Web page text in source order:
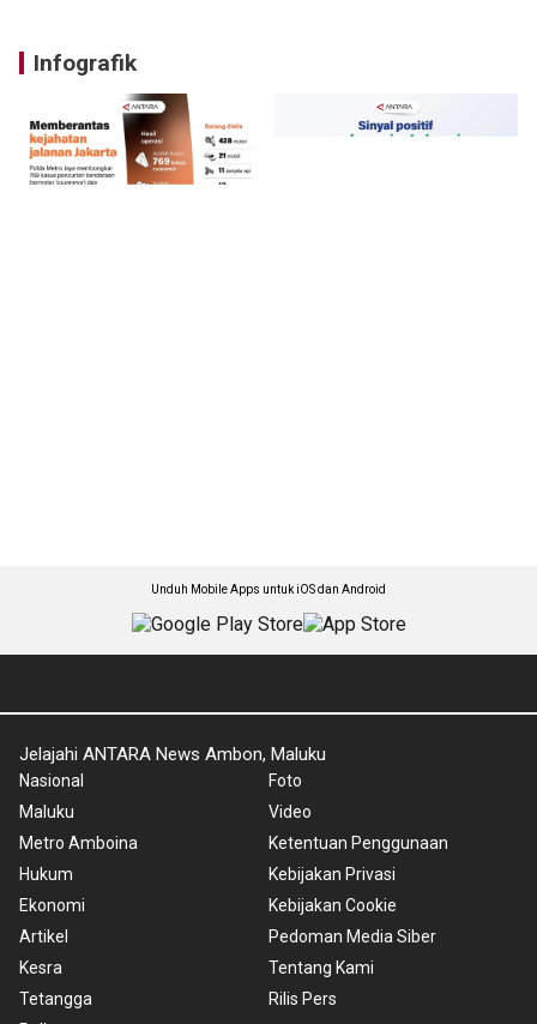
Infografik
Unduh Mobile Apps untuk iOS dan Android
Jelajahi ANTARA News Ambon, Maluku
Nasional
Maluku
Metro Amboina
Hukum
Ekonomi
Artikel
Kesra
Tetangga
Foto
Video
Ketentuan Penggunaan
Kebijakan Privasi
Kebijakan Cookie
Pedoman Media Siber
Tentang Kami
Rilis Pers